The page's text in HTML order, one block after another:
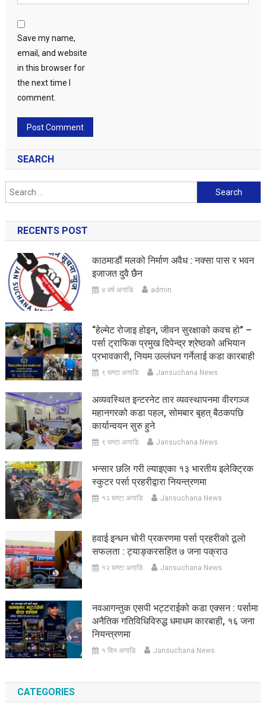
Save my name,
email, and website
in this browser for
the next time I
comment.
SEARCH
Search
for:
RECENTS POST
काठमाडौं मलको निर्माण अवैध : नक्सा पास र भवन
इजाजत दुवै छैन
४ वर्ष अगाडि admin
“हेल्मेट रोजाइ होइन, जीवन सुरक्षाको कवच हो” –
पर्सा ट्राफिक प्रमुख दिपेन्द्र श्रेष्ठको अभियान
प्रभावकारी, नियम उल्लंघन गर्नेलाई कडा कारबाही
९ घण्टा अगाडि Jansuchana News
अव्यवस्थित इन्टरनेट तार व्यवस्थापनमा वीरगञ्ज
महानगरको कडा पहल, सोमबार बृहत् बैठकपछि
कार्यान्वयन सुरु हुने
९ घण्टा अगाडि Jansuchana News
भन्सार छलि गरी ल्याइएका १३ भारतीय इलेक्ट्रिक
स्कुटर पर्सा प्रहरीद्वारा नियन्त्रणमा
१२ घण्टा अगाडि Jansuchana News
हवाई इन्धन चोरी प्रकरणमा पर्सा प्रहरीको ठूलो
सफलता : ट्याङ्करसहित ७ जना पक्राउ
१२ घण्टा अगाडि Jansuchana News
नवआगन्तुक एसपी भट्टराईको कडा एक्सन : पर्सामा
अनैतिक गतिविधिविरुद्ध धमाधम कारबाही, १६ जना
नियन्त्रणमा
१ दिन अगाडि Jansuchana News
CATEGORIES